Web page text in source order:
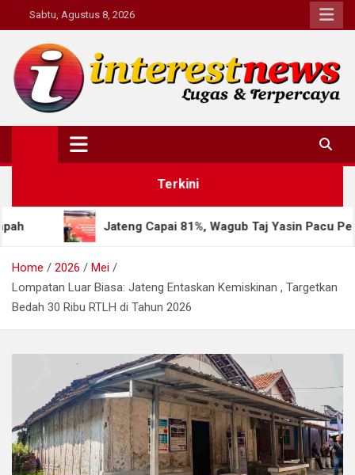
to
content
Sabtu, Agustus 8, 2026
Interestnews.or.id
Terkini
Jateng Capai 81%, Wagub Taj Yasin Pacu Percepatan
Home 2026
Mei
Lompatan Luar Biasa: Jateng Entaskan Kemiskinan , Targetkan
Bedah 30 Ribu RTLH di Tahun 2026